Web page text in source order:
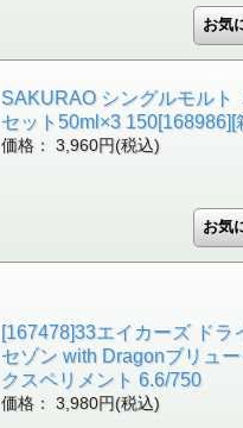
SAKURAO シングルモルト
セット50ml×3 150[168986][
価格： 3,960円(税込)
[167478]33エイカーズ ドラ
セゾン with Dragonブリュ
クスペリメント 6.6/750
価格： 3,980円(税込)